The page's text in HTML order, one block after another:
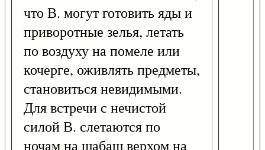
что В. могут готовить яды и
приворотные зелья, летать
по воздуху на помеле или
кочерге, оживлять предметы,
становиться невидимыми.
Для встречи с нечистой
силой В. слетаются по
ночам на шабаш верхом на